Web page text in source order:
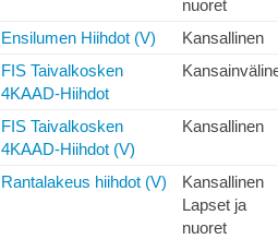
nuoret
Ensilumen Hiihdot (V)
Kansallinen
FIS Taivalkosken
4KAAD-Hiihdot
FIS Taivalkosken
4KAAD-Hiihdot (V)
Kansallinen
Rantalakeus hiihdot (V)
Kansallinen
Lapset ja
nuoret